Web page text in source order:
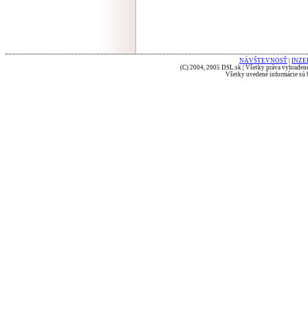
NÁVŠTEVNOSŤ
(C) 2004, 2005 DSL.sk | Všetky práva
Všetky uvedené informácie sú